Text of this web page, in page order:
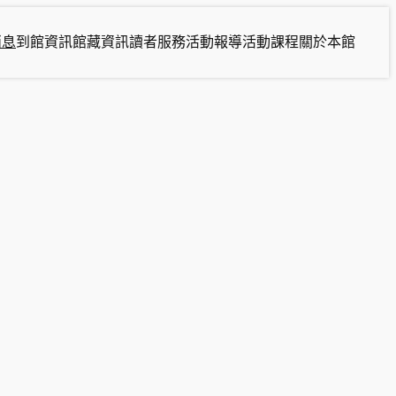
到館資訊館藏資訊讀者服務活動報導活動課程關於本館